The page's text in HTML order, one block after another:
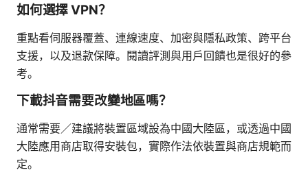
如何選擇 VPN？
重點看伺服器覆蓋、連線速度、加密與隱私政策、跨平台
支援，以及退款保障。閱讀評測與用戶回饋也是很好的參
考。
下載抖音需要改變地區嗎？
通常需要／建議將裝置區域設為中國大陸區，或透過中國
大陸應用商店取得安裝包，實際作法依裝置與商店規範而
定。